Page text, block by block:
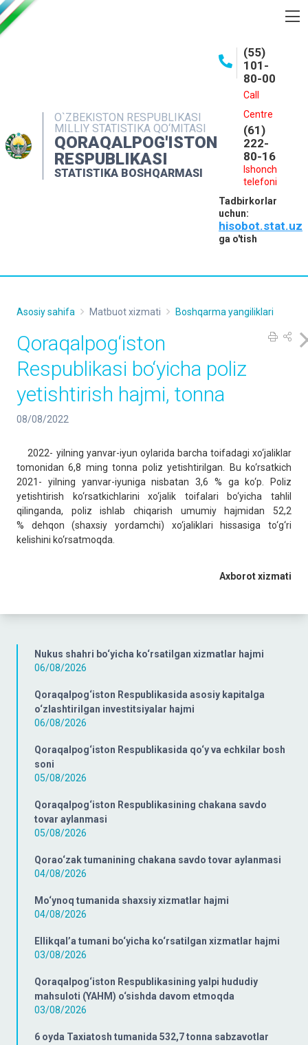
O`ZBEKISTON RESPUBLIKASI
MILLIY STATISTIKA QO‘MITASI
QORAQALPOG'ISTON
RESPUBLIKASI
STATISTIKA BOSHQARMASI
(55)
101-
80-00
Call
Centre
(61)
222-
80-16
Ishonch
telefoni
Tadbirkorlar
uchun:
hisobot.stat.uz
ga o'tish
INTERAKTIV XIZMATLAR
MATBUOT XIZMATI
MUROJAATLAR
Nukus shahri bo‘yicha ko‘rsatilgan xizmatlar hajmi
06/08/2026
Qoraqalpog‘iston Respublikasida asosiy kapitalga
o‘zlashtirilgan investitsiyalar hajmi
06/08/2026
Qoraqalpog‘iston Respublikasida qo‘y va echkilar bosh
soni
05/08/2026
Qoraqalpog‘iston Respublikasining chakana savdo
tovar aylanmasi
05/08/2026
Qorao‘zak tumanining chakana savdo tovar aylanmasi
04/08/2026
Mo‘ynoq tumanida shaxsiy xizmatlar hajmi
04/08/2026
Ellikqal’a tumani bo‘yicha ko‘rsatilgan xizmatlar hajmi
03/08/2026
Qoraqalpog‘iston Respublikasining yalpi hududiy
mahsuloti (YAHM) o‘sishda davom etmoqda
03/08/2026
6 oyda Taxiatosh tumanida 532,7 tonna sabzavotlar
Asosiy sahifa Matbuot xizmati Boshqarma yangiliklari
Qoraqalpog‘iston
Respublikasi bo‘yicha poliz
yetishtirish hajmi, tonna
08/08/2022
2022- yilning yanvar-iyun oylarida barcha toifadagi xo‘jaliklar
tomonidan 6,8 ming tonna poliz yetishtirilgan. Bu ko‘rsatkich
2021- yilning yanvar-iyuniga nisbatan 3,6 % ga ko‘p. Poliz
yetishtirish ko‘rsatkichlarini xo‘jalik toifalari bo‘yicha tahlil
qilinganda, poliz ishlab chiqarish umumiy hajmidan 52,2
% dehqon (shaxsiy yordamchi) xo‘jaliklari hissasiga to‘g‘ri
kelishini ko‘rsatmoqda.
Axborot xizmati